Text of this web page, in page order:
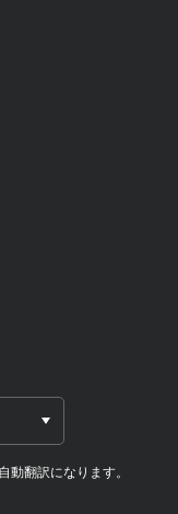
翻訳になります。